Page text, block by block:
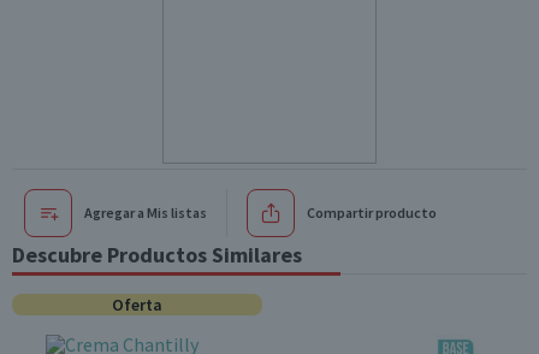
Agregar a Mis listas Compartir producto
Descubre Productos Similares
Oferta